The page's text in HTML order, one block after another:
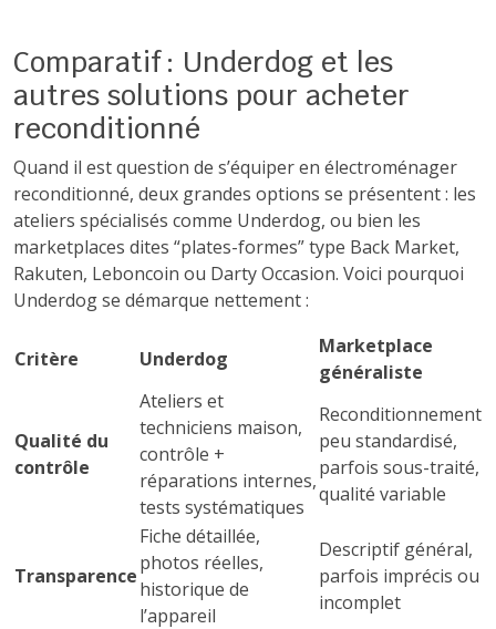
Comparatif : Underdog et les
autres solutions pour acheter
reconditionné
Quand il est question de s’équiper en électroménager
reconditionné, deux grandes options se présentent : les
ateliers spécialisés comme Underdog, ou bien les
marketplaces dites “plates-formes” type Back Market,
Rakuten, Leboncoin ou Darty Occasion. Voici pourquoi
Underdog se démarque nettement :
Critère Underdog
Marketplace
généraliste
Qualité du
contrôle
Ateliers et
techniciens maison,
contrôle +
réparations internes,
tests systématiques
Reconditionnement
peu standardisé,
parfois sous-traité,
qualité variable
Transparence
Fiche détaillée,
photos réelles,
historique de
l’appareil
Descriptif général,
parfois imprécis ou
incomplet